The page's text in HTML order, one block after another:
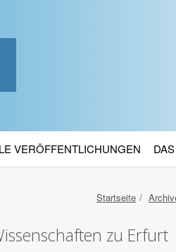
VERÖFFENTLICHUNGEN
Startseite
zu Erfurt